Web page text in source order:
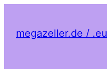
megazeller.de / .eu